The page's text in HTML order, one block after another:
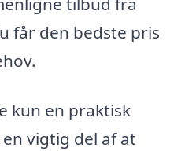
får den bedste pris
kun en praktisk
vigtig del af at